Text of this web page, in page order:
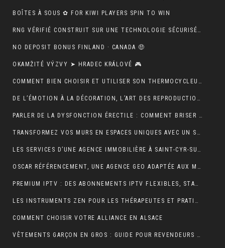
BOÎTES À SOUS ✿ FOR KIWI PLAYERS SPIN TO WIN
RNG VÉRIFIÉ CONSTRUIT SUR UNE TECHNOLOGIE SÉCURISÉE 🚀 IN NEW ZEALAND START SPINNING
NO DEPOSIT BONUS FINLAND · CANADA 🤑
OKAMŽITÉ VÝZVY ➤ HRADEC KRÁLOVÉ 🎮
COMMENT BIEN CHOISIR ET UTILISER SON THERMOCYCLEUR AU LABORATOIRE
DE L’ÉMOTION À LA DÉCORATION, L’ART DES REPRODUCTIONS QUI DONNENT VIE À VOS MURS
PARLER DE LA DYSFONCTION ÉRECTILE : COMMENT BRISER LE TABOU ?
TRANSFORMEZ VOS MURS EN ESPACES UNIQUES AVEC UN STICKERS PERSONNALISÉ C-STICKERS
LES SERVICES D’UNE AGENCE IMMOBILIÈRE À SAINT-CYR-SUR-MER EXPLIQUÉS EN DÉTAIL
OSCAR RÉFÉRENCEMENT, UNE AGENCE GEO ADAPTÉE AUX MOTEURS GÉNÉRATIFS
PREMIUM IPTV : DES ABONNEMENTS IPTV FLEXIBLES, STABLES ET COMPLETS
LES INSTRUMENTS ZEN POUR LES THÉRAPEUTES ET PRATIQUANTS DE YOGA
COMMENT CHOISIR VOTRE ALLIANCE EN ALSACE
VÊTEMENTS GARÇON EN GROS : GUIDE POUR REVENDEURS ET MAGASINS